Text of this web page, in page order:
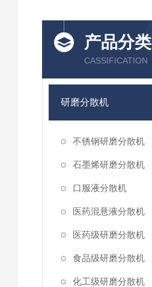
产品分类
CASSIFICATION
研磨分散机
不锈钢研磨分散机
石墨烯研磨分散机
口服液分散机
医药混悬液分散机
医药级研磨分散机
食品级研磨分散机
化工级研磨分散机